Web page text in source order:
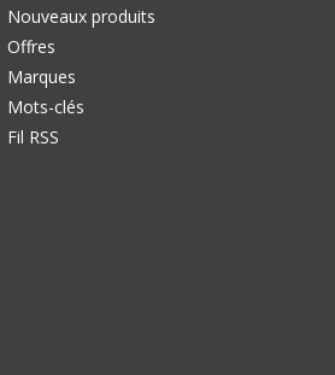
Nouveaux produits
Offres
Marques
Mots-clés
Fil RSS